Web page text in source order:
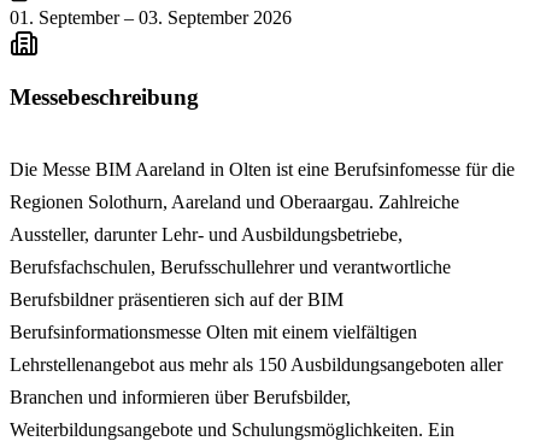
01. September – 03. September 2026
Messebeschreibung
Die Messe BIM Aareland in Olten ist eine Berufsinfomesse für die
Regionen Solothurn, Aareland und Oberaargau. Zahlreiche
Aussteller, darunter Lehr- und Ausbildungsbetriebe,
Berufsfachschulen, Berufsschullehrer und verantwortliche
Berufsbildner präsentieren sich auf der BIM
Berufsinformationsmesse Olten mit einem vielfältigen
Lehrstellenangebot aus mehr als 150 Ausbildungsangeboten aller
Branchen und informieren über Berufsbilder,
Weiterbildungsangebote und Schulungsmöglichkeiten. Ein